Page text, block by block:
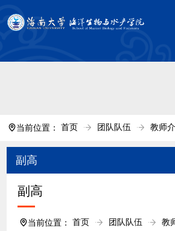
中国·tyc7111cc太阳(集团)官
当前位置：首页 团队队伍 教师
副高
副高
当前位置：首页 团队队伍 教